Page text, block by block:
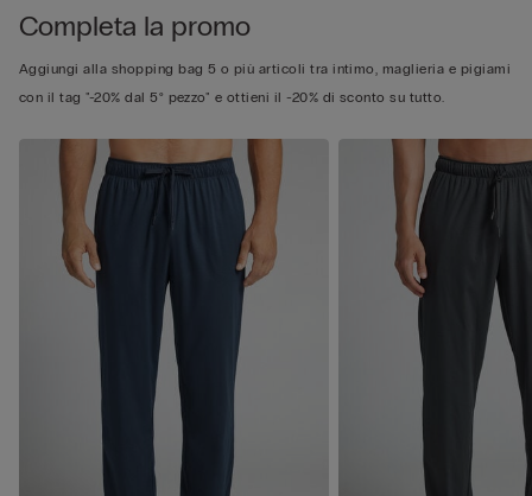
Completa la promo
Aggiungi alla shopping bag 5 o più articoli tra intimo, maglieria e pigiami
con il tag "-20% dal 5° pezzo" e ottieni il -20% di sconto su tutto.